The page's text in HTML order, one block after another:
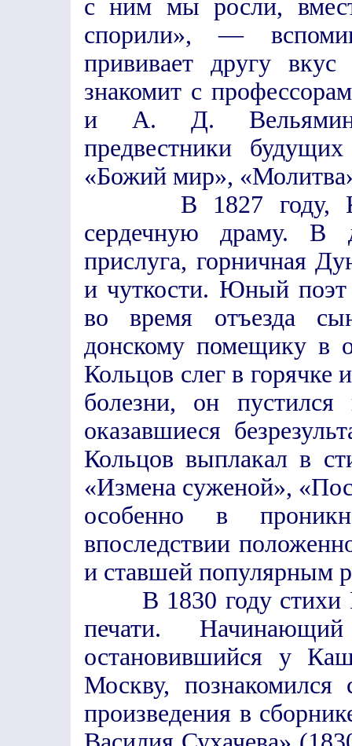
с ним мы росли,
спорили», —
прививает другу
знакомит с
и А. Д.
предвестники
«Божий мир»,
В 1827 году,
сердечную драму. В
прислуга, горничная
и чуткости. Юный поэт
во время отъезда
донскому помещику в
Кольцов слег в
болезни, он
оказавшиеся
Кольцов выплакал в
«Измена суженой»,
особенно в
впоследствии
и ставшей популярным
В 1830 году стихи
печати.
остановившийся у
Москву,
произведения в